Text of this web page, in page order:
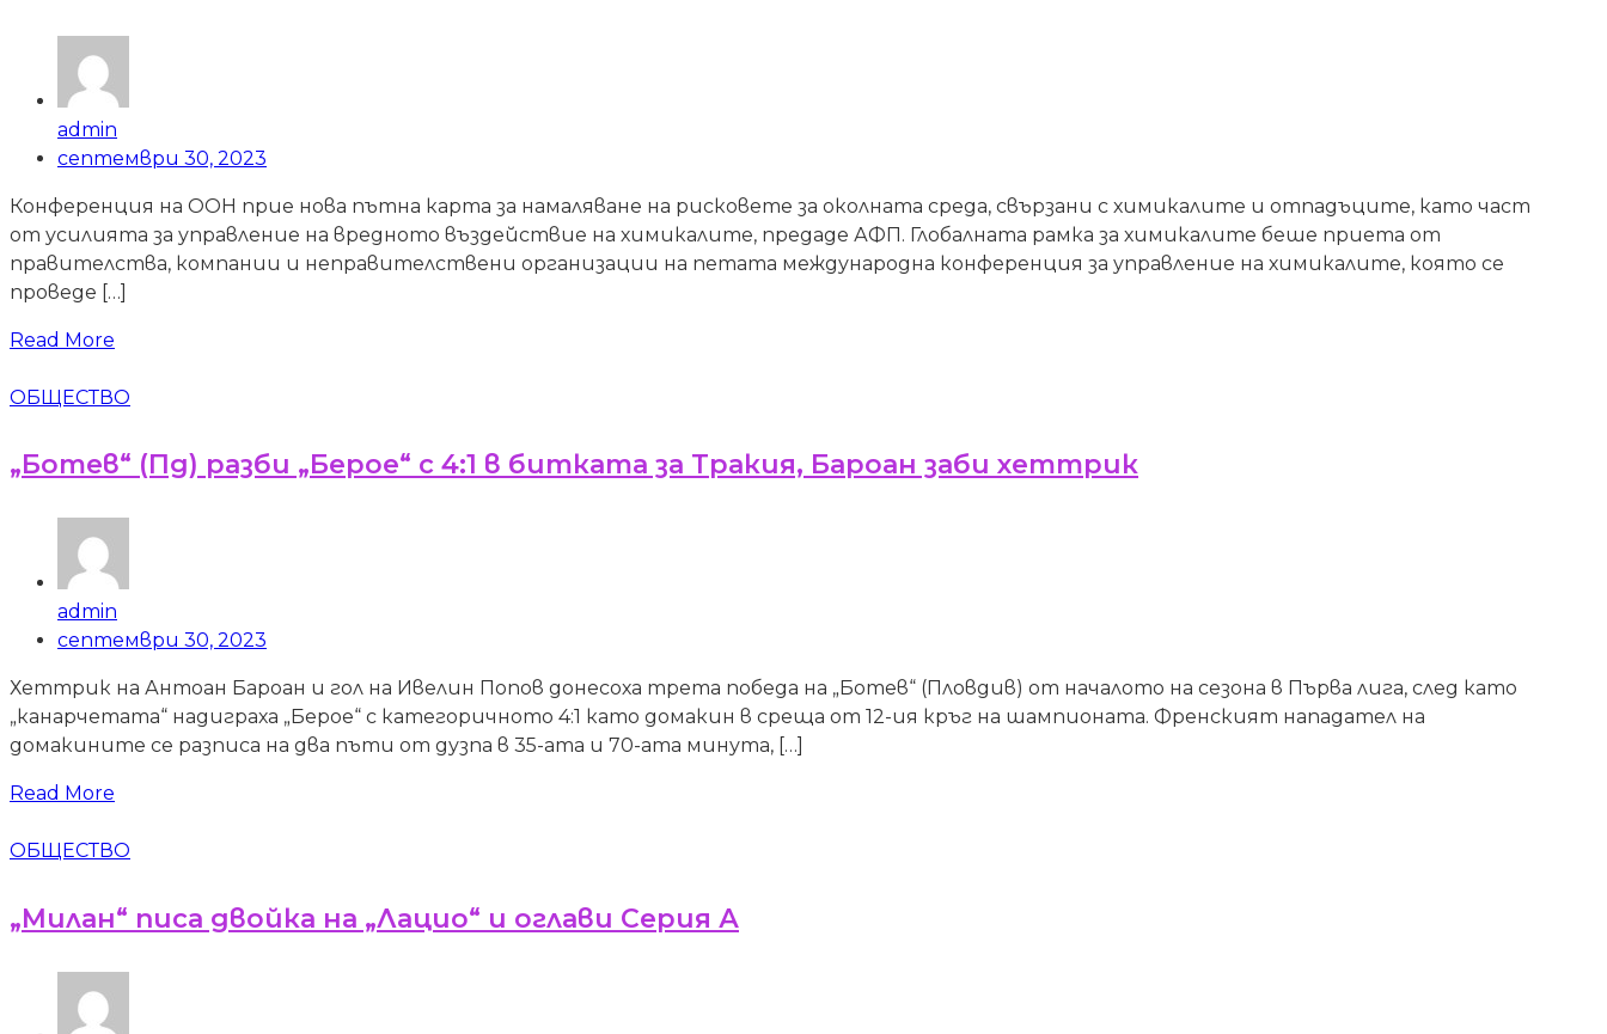
admin
септември 30, 2023
Конференция на ООН прие нова пътна карта за намаляване на рисковете за околната среда, свързани с химикалите и отпадъците, като част
от усилията за управление на вредното въздействие на химикалите, предаде АФП. Глобалната рамка за химикалите беше приета от
правителства, компании и неправителствени организации на петата международна конференция за управление на химикалите, която се
проведе […]
Read More
ОБЩЕСТВО
„Ботев“ (Пд) разби „Берое“ с 4:1 в битката за Тракия, Бароан заби хеттрик
admin
септември 30, 2023
Хеттрик на Антоан Бароан и гол на Ивелин Попов донесоха трета победа на „Ботев“ (Пловдив) от началото на сезона в Първа лига, след като
„канарчетата“ надиграха „Берое“ с категоричното 4:1 като домакин в среща от 12-ия кръг на шампионата. Френският нападател на
домакините се разписа на два пъти от дузпа в 35-ата и 70-ата минута, […]
Read More
ОБЩЕСТВО
„Милан“ писа двойка на „Лацио“ и оглави Серия А